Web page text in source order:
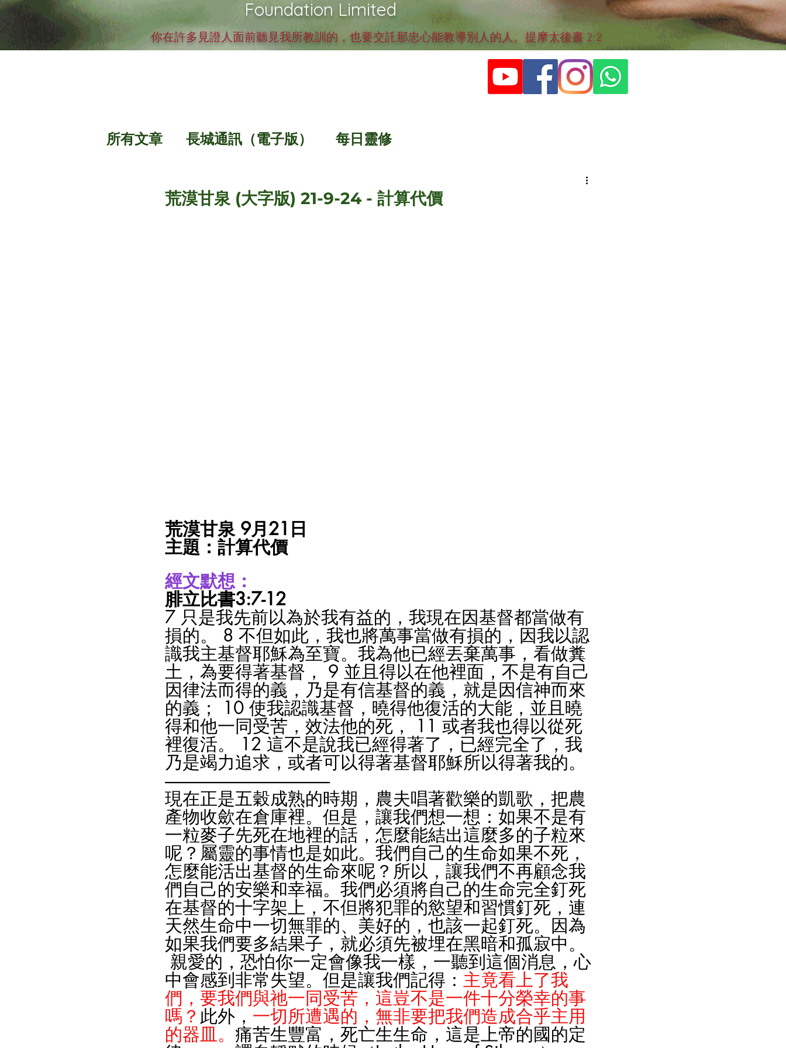
Foundation Limited
你在許多見證人面前聽見我所教訓的，也要交託那忠心能教導別人的人。提摩太後書 2:2
所有文章 長城通訊（電子版） 每日靈修
荒漠甘泉 (大字版) 21-9-24 - 計算代價
荒漠甘泉 9月21日
主題：計算代價
經文默想：
腓立比書3:7-12
7 只是我先前以為於我有益的，我現在因基督都當做有
損的。 8 不但如此，我也將萬事當做有損的，因我以認
識我主基督耶穌為至寶。我為他已經丟棄萬事，看做糞
土，為要得著基督， 9 並且得以在他裡面，不是有自己
因律法而得的義，乃是有信基督的義，就是因信神而來
的義； 10 使我認識基督，曉得他復活的大能，並且曉
得和他一同受苦，效法他的死， 11 或者我也得以從死
裡復活。 12 這不是說我已經得著了，已經完全了，我
乃是竭力追求，或者可以得著基督耶穌所以得著我的。
-----------------------------------------------
現在正是五穀成熟的時期，農夫唱著歡樂的凱歌，把農
產物收歛在倉庫裡。但是，讓我們想一想：如果不是有
一粒麥子先死在地裡的話，怎麼能結出這麼多的子粒來
呢？屬靈的事情也是如此。我們自己的生命如果不死，
怎麼能活出基督的生命來呢？所以，讓我們不再顧念我
們自己的安樂和幸福。我們必須將自己的生命完全釘死
在基督的十字架上，不但將犯罪的慾望和習慣釘死，連
天然生命中一切無罪的、美好的，也該一起釘死。因為
如果我們要多結果子，就必須先被埋在黑暗和孤寂中。
中會感到非常失望。但是讓我們記得： 主竟看上了我
們，要我們與祂一同受苦，這豈不是一件十分榮幸的事
嗎？ 此外， 一切所遭遇的，無非要把我們造成合乎主用
的器皿。 痛苦生豐富，死亡生生命，這是上帝的國的定